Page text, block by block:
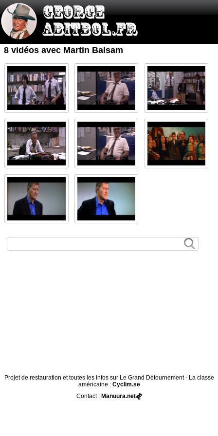
8 vidéos avec Martin Balsam
Projet de restauration et toutes les infos sur Le Grand Détournement - La classe
américaine : Cyclim.se
Contact : Manuura.net